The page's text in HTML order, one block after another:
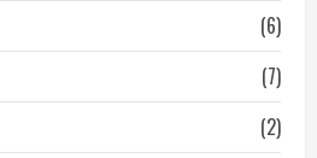
(6)
(7)
(2)